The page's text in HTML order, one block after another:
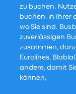
zu buchen.
buchen, in Ihrer
wo Sie sind.
zuverlässigen
zusammen,
Eurolines,
andere, damit
können.